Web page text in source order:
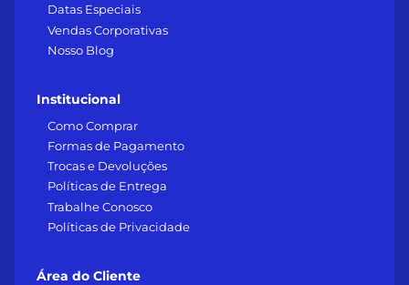
Datas Especiais
Vendas Corporativas
Nosso Blog
Institucional
Como Comprar
Formas de Pagamento
Trocas e Devoluções
Políticas de Entrega
Trabalhe Conosco
Políticas de Privacidade
Área do Cliente